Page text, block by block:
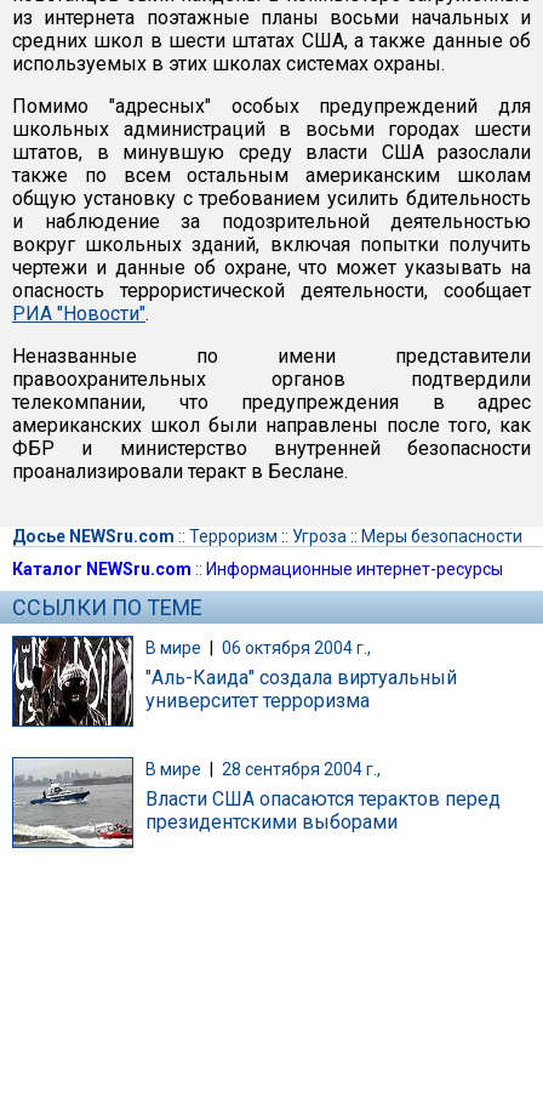
из интернета поэтажные планы восьми начальных и
средних школ в шести штатах США, а также данные об
используемых в этих школах системах охраны.
Помимо "адресных" особых предупреждений для
школьных администраций в восьми городах шести
штатов, в минувшую среду власти США разослали
также по всем остальным американским школам
общую установку с требованием усилить бдительность
и наблюдение за подозрительной деятельностью
вокруг школьных зданий, включая попытки получить
чертежи и данные об охране, что может указывать на
опасность террористической деятельности, сообщает
РИА "Новости".
Неназванные по имени представители
правоохранительных органов подтвердили
телекомпании, что предупреждения в адрес
американских школ были направлены после того, как
ФБР и министерство внутренней безопасности
проанализировали теракт в Беслане.
Досье NEWSru.com :: Терроризм :: Угроза :: Меры безопасности
Каталог NEWSru.com :: Информационные интернет-ресурсы
ССЫЛКИ ПО ТЕМЕ
В мире | 06 октября 2004 г.,
"Аль-Каида" создала виртуальный
университет терроризма
В мире 28 сентября 2004 г.,
Власти США опасаются терактов перед
президентскими выборами